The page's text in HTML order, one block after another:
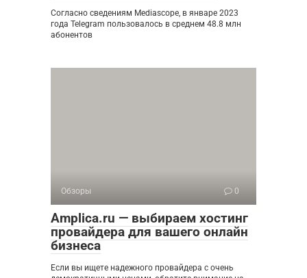
Согласно сведениям Mediascope, в январе 2023
года Telegram пользовалось в среднем 48.8 млн
абонентов
Обзоры 0
Amplica.ru — выбираем хостинг
провайдера для вашего онлайн
бизнеса
Если вы ищете надежного провайдера с очень